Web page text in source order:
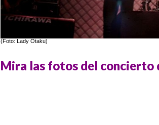
(Foto: Lady Otaku)
Mira las fotos del concierto